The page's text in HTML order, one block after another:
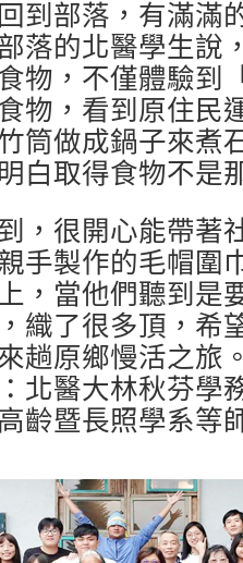
到部落，有滿滿
落的北醫學生說
物，不僅體驗到
物，看到原住民
筒做成鍋子來煮
白取得食物不是
，很開心能帶著
手製作的毛帽圍
，當他們聽到是
織了很多頂，希
趟原鄉慢活之旅
北醫大林秋芬學
齡暨長照學系等